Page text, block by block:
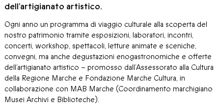
dell’artigianato artistico.
Ogni anno un programma di viaggio culturale alla scoperta del
nostro patrimonio tramite esposizioni, laboratori, incontri,
concerti, workshop, spettacoli, letture animate e sceniche,
convegni, ma anche degustazioni enogastronomiche e offerte
dell’artigianato artistico – promosso dall’Assessorato alla Cultura
della Regione Marche e Fondazione Marche Cultura, in
collaborazione con MAB Marche (Coordinamento marchigiano
Musei Archivi e Biblioteche).